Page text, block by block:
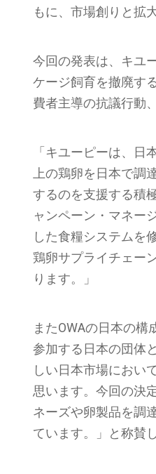
もに、市場創りと拡
今回の発表は、キユ
ケージ飼育を撤廃す
費者主導の抗議行動
「キユーピーは、
上の鶏卵を日本で
するのを支援する積
ャンペーン・マネー
した食糧システムを
鶏卵サプライチェー
ります。」
またOWAの日本の構
参加する日本の団体
しい日本市場におい
思います。今回の決
ネーズや卵製品を調
ています。」と称賛